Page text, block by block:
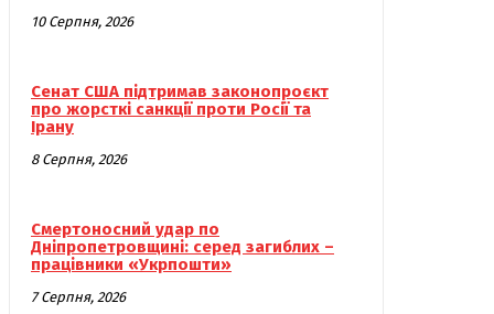
10 Серпня, 2026
Сенат США підтримав законопроєкт
про жорсткі санкції проти Росії та
Ірану
8 Серпня, 2026
Смертоносний удар по
Дніпропетровщині: серед загиблих –
працівники «Укрпошти»
7 Серпня, 2026